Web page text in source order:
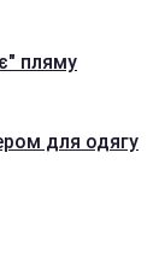
пляму
для одягу